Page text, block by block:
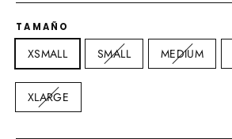
TAMAÑO
XSMALL SMALL MEDIUM
XLARGE